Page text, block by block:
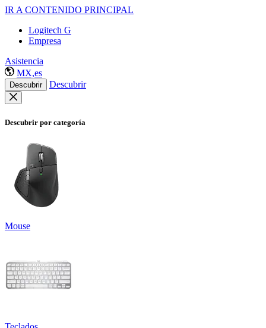
IR A CONTENIDO PRINCIPAL
Logitech G
Empresa
Asistencia
MX,es
Descubrir Descubrir
Descubrir por categoría
Mouse